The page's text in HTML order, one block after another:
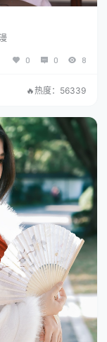
0 0 8
🔥热度：56339